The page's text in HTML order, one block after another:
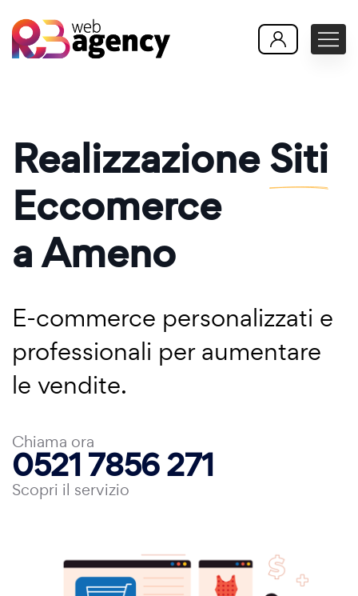
RealizzazioneSiti
Eccomerce
a Ameno
E-commerce personalizzati e
professionali per aumentare
le vendite.
Chiama ora
0521 7856 271
Scopri il servizio